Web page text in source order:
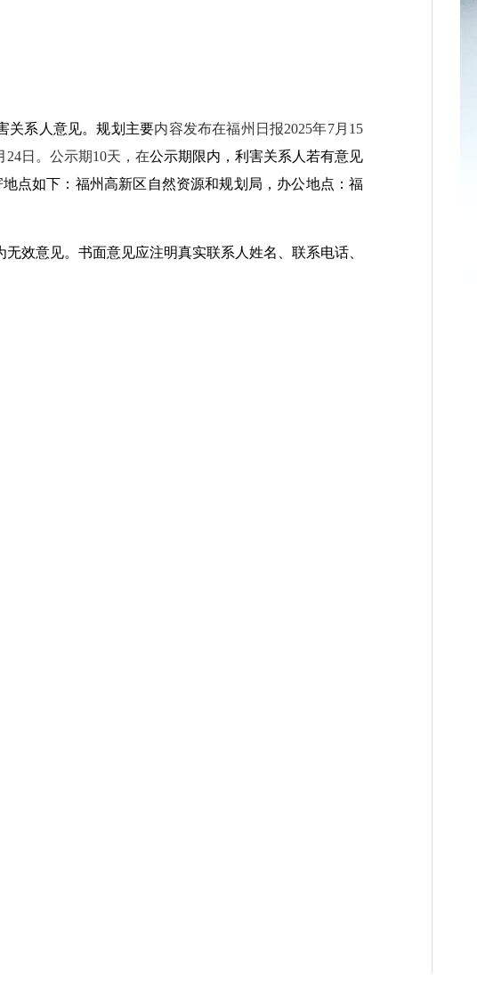
关系人意见。规划主要内容发布在福州日报2025年7月 15
24日。公示期10天，在公示期限内，利害关系人若有意见
地点如下：福州高新区自然资源和规划局，办公地点：福
无效意见。书面意见应注明真实联系人姓名、联系电话、